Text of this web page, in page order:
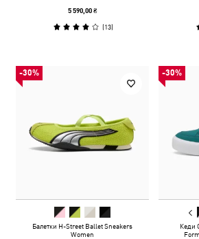
5 590,00 ₴
(13)
-30%
Балетки H-Street Ballet Sneakers
Women
-30%
Кеди